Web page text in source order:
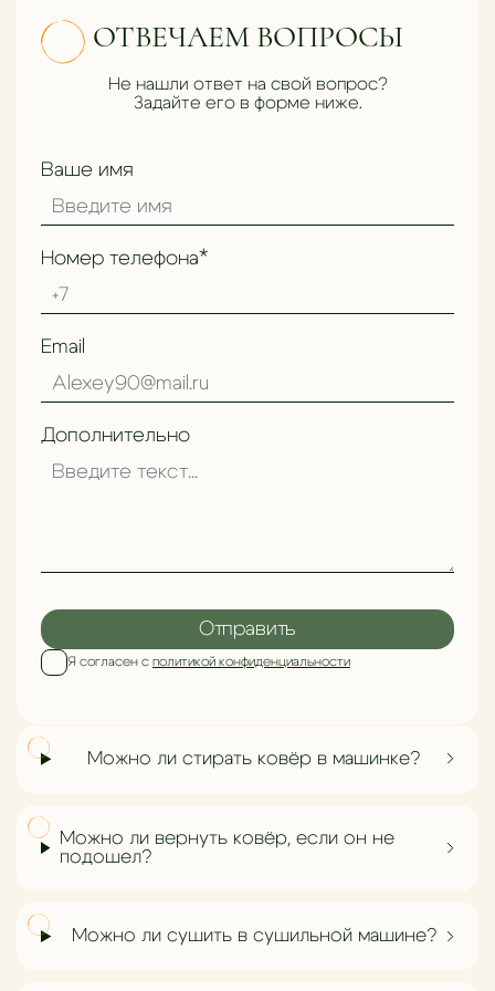
ОТВЕЧАЕМ ВОПРОСЫ
Не нашли ответ на свой вопрос?
Задайте его в форме ниже.
Ваше имя
Номер телефона*
Email
Дополнительно
Я согласен с политикой конфиденциальности
Отправить
Можно ли стирать ковёр в машинке?
Можно ли вернуть ковёр, если он не
подошел?
Можно ли сушить в сушильной машине?